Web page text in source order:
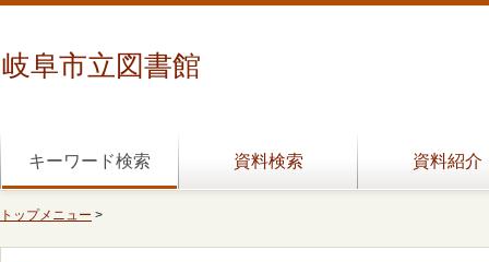
岐阜市立図書館
キーワード検索 資料検索 資料紹介
トップメニュー >